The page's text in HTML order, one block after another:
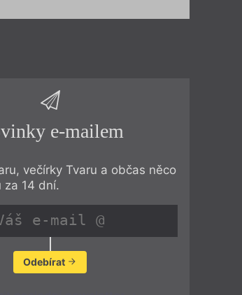
e-mailem
večírky Tvaru a občas něco
za 14 dní.
Odebírat